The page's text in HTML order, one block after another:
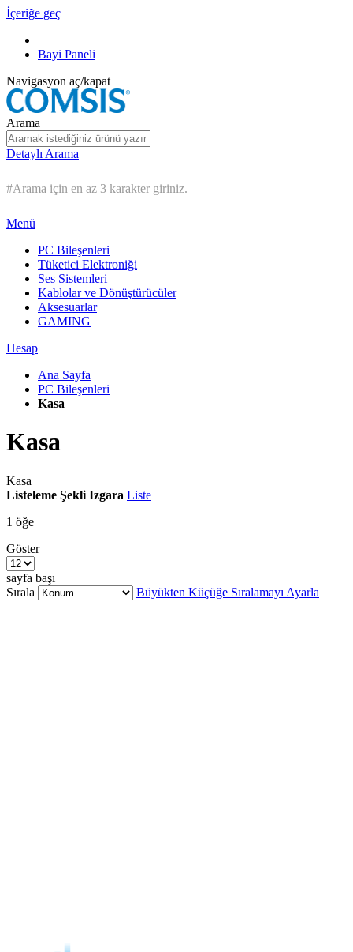
İçeriğe geç
Bayi Paneli
Navigasyon aç/kapat
Arama
Detaylı Arama
#Arama için en az 3 karakter giriniz.
Menü
PC Bileşenleri
Tüketici Elektroniği
Ses Sistemleri
Kablolar ve Dönüştürücüler
Aksesuarlar
GAMING
Hesap
Ana Sayfa
PC Bileşenleri
Kasa
Kasa
Kasa
Listeleme Şekli Izgara Liste
1 öğe
Göster
sayfa başı
Sırala
Büyükten Küçüğe Sıralamayı Ayarla